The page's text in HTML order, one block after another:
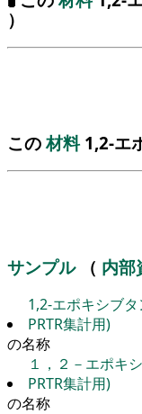
）
この材料 1,2-エ
サンプル （ 内部
1,2-エポキシブ
PRTR集計用)
の名称
１，２－エポキ
PRTR集計用)
の名称